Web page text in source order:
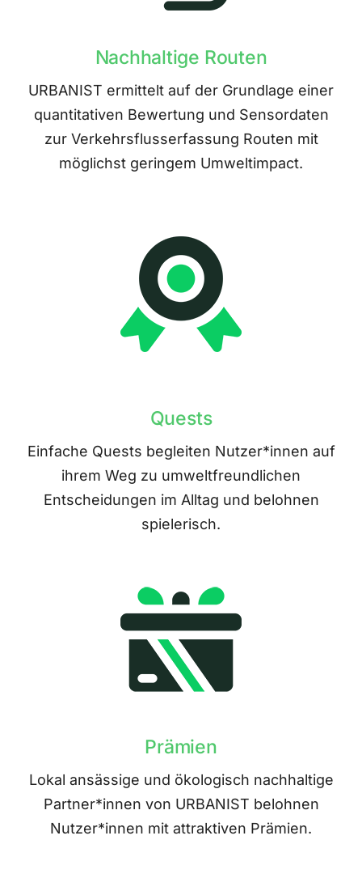
Nachhaltige Routen
URBANIST ermittelt auf der Grundlage einer
quantitativen Bewertung und Sensordaten
zur Verkehrsflusserfassung Routen mit
möglichst geringem Umweltimpact.
Quests
Einfache Quests begleiten Nutzer*innen auf
ihrem Weg zu umweltfreundlichen
Entscheidungen im Alltag und belohnen
spielerisch.
Prämien
Lokal ansässige und ökologisch nachhaltige
Partner*innen von URBANIST belohnen
Nutzer*innen mit attraktiven Prämien.